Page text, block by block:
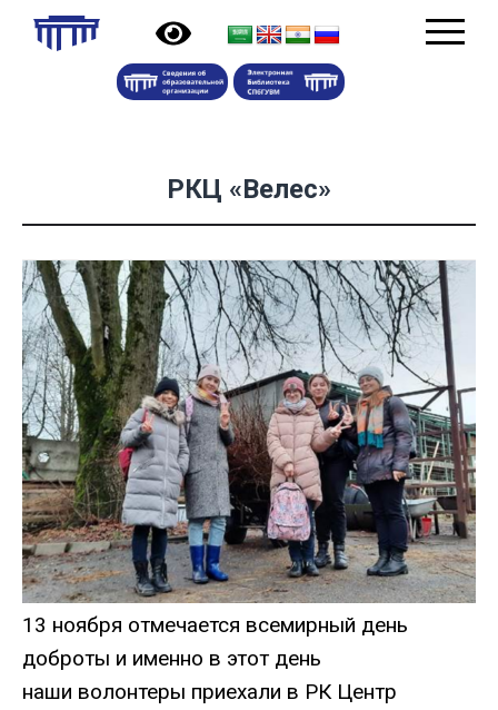
РКЦ «Велес»
13 ноября отмечается всемирный день
доброты и именно в этот день
наши волонтеры приехали в РК Центр